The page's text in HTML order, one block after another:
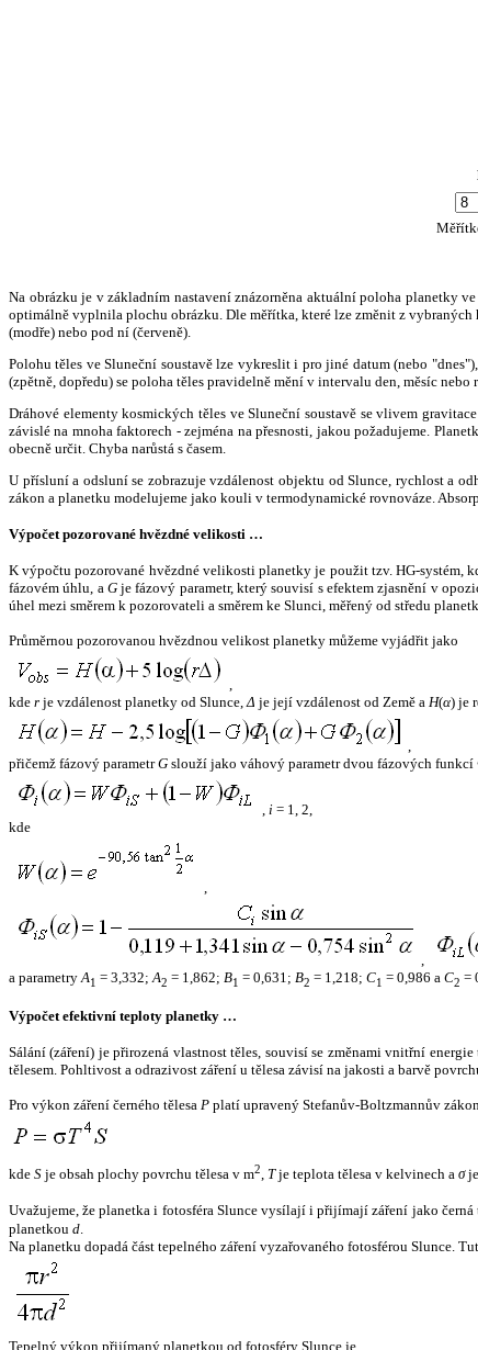
Na obrázku je v základním nastavení znázorněna aktuální poloha planetky
optimálně vyplnila plochu obrázku. Dle měřítka, které lze změnit z
(modře) nebo pod ní (červeně).
Polohu těles ve Sluneční soustavě lze vykreslit i pro jiné datum (nebo
(zpětně, dopředu) se poloha těles pravidelně mění v intervalu den, měsíc
Dráhové elementy kosmických těles ve Sluneční soustavě se vlivem
závislé na mnoha faktorech - zejména na přesnosti, jakou požadujeme.
obecně určit. Chyba narůstá s časem.
U přísluní a odsluní se zobrazuje vzdálenost objektu od Slunce, rychlost a
zákon a planetku modelujeme jako kouli v termodynamické rovnováze.
Výpočet pozorované hvězdné velikosti …
K výpočtu pozorované hvězdné velikosti planetky je použit tzv. HG-systém,
fázovém úhlu, a Gje fázový parametr, který souvisí s efektem zjasnění v
úhel mezi směrem k pozorovateli a směrem ke Slunci, měřený od středu
Průměrnou pozorovanou hvězdnou velikost planetky můžeme vyjádřit jako
,
kde r je vzdálenost planetky od Slunce,Δ je její vzdálenost od Země a H(α) je
,
přičemž fázový parametrG slouží jako váhový parametr dvou fázových funkcí
, i = 1, 2,
kde
,
,
a parametryA1 = 3,332;A2 = 1,862; B1 = 0,631; B2 = 1,218; C1 = 0,986 a C2 =
Výpočet efektivní teploty planetky …
Sálání (záření) je přirozená vlastnost těles, souvisí se změnami vnitřní
tělesem. Pohltivost a odrazivost záření u tělesa závisí na jakosti a barvě
Pro výkon záření černého tělesa P platí upravený Stefanův-Boltzmannův
kde S je obsah plochy povrchu tělesa v m2, Tje teplota tělesa v kelvinech a σje
Uvažujeme, že planetka i fotosféra Slunce vysílají i přijímají záření jako černá
planetkou d.
Na planetku dopadá část tepelného záření vyzařovaného fotosférou Slunce.
Tepelný výkon přijímaný planetkou od fotosféry Slunce je